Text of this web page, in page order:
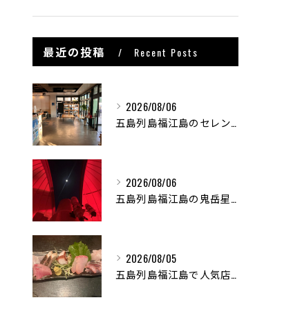
最近の投稿 Recent Posts
2026/08/06
五島列島福江島のセレンディップホテル五島🏨
2026/08/06
五島列島福江島の鬼岳星空ナイトツアーで非日常な世界を体験しま...
2026/08/05
五島列島福江島で人気店 居酒屋しよう🍶🏮